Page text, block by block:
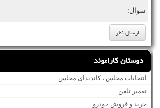
سوال:
دوستان کاراموند
انتخابات مجلس ، کاندیدای مجلس
تعمیر تلفن
خرید و فروش خودرو